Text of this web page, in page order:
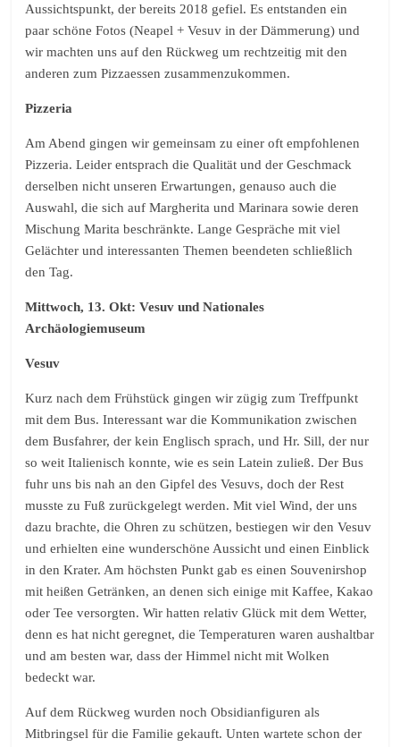
Aussichtspunkt, der bereits 2018 gefiel. Es entstanden ein
paar schöne Fotos (Neapel + Vesuv in der Dämmerung) und
wir machten uns auf den Rückweg um rechtzeitig mit den
anderen zum Pizzaessen zusammenzukommen.
Pizzeria
Am Abend gingen wir gemeinsam zu einer oft empfohlenen
Pizzeria. Leider entsprach die Qualität und der Geschmack
derselben nicht unseren Erwartungen, genauso auch die
Auswahl, die sich auf Margherita und Marinara sowie deren
Mischung Marita beschränkte. Lange Gespräche mit viel
Gelächter und interessanten Themen beendeten schließlich
den Tag.
Mittwoch, 13. Okt: Vesuv und Nationales
Archäologiemuseum
Vesuv
Kurz nach dem Frühstück gingen wir zügig zum Treffpunkt
mit dem Bus. Interessant war die Kommunikation zwischen
dem Busfahrer, der kein Englisch sprach, und Hr. Sill, der nur
so weit Italienisch konnte, wie es sein Latein zuließ. Der Bus
fuhr uns bis nah an den Gipfel des Vesuvs, doch der Rest
musste zu Fuß zurückgelegt werden. Mit viel Wind, der uns
dazu brachte, die Ohren zu schützen, bestiegen wir den Vesuv
und erhielten eine wunderschöne Aussicht und einen Einblick
in den Krater. Am höchsten Punkt gab es einen Souvenirshop
mit heißen Getränken, an denen sich einige mit Kaffee, Kakao
oder Tee versorgten. Wir hatten relativ Glück mit dem Wetter,
denn es hat nicht geregnet, die Temperaturen waren aushaltbar
und am besten war, dass der Himmel nicht mit Wolken
bedeckt war.
Auf dem Rückweg wurden noch Obsidianfiguren als
Mitbringsel für die Familie gekauft. Unten wartete schon der